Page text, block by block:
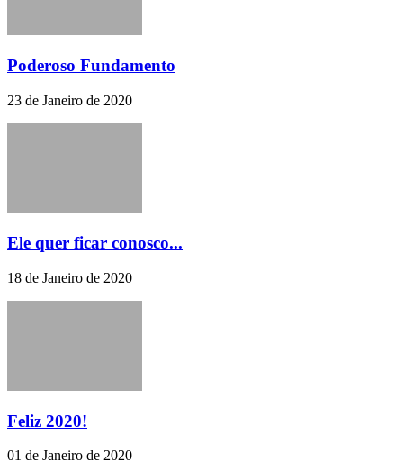
Poderoso Fundamento
23 de Janeiro de 2020
Ele quer ficar conosco...
18 de Janeiro de 2020
Feliz 2020!
01 de Janeiro de 2020